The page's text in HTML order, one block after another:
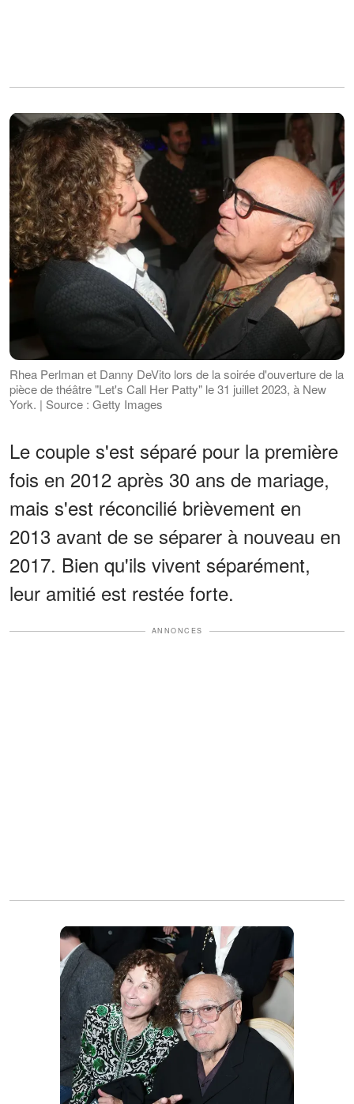
Rhea Perlman et Danny DeVito lors de la soirée d'ouverture de la
pièce de théâtre "Let's Call Her Patty" le 31 juillet 2023, à New
York. | Source : Getty Images
Le couple s'est séparé pour la première
fois en 2012 après 30 ans de mariage,
mais s'est réconcilié brièvement en
2013 avant de se séparer à nouveau en
2017. Bien qu'ils vivent séparément,
leur amitié est restée forte.
ANNONCES